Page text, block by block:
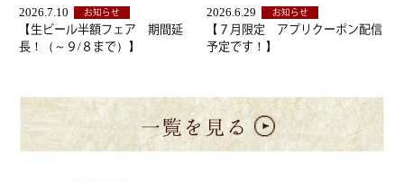
2026.7.10 お知らせ
【生ビール半額フェア 期間延
長！（～９/８まで）】
2026.6.29 お知らせ
【７月限定 アプリクーポン配信
予定です！】